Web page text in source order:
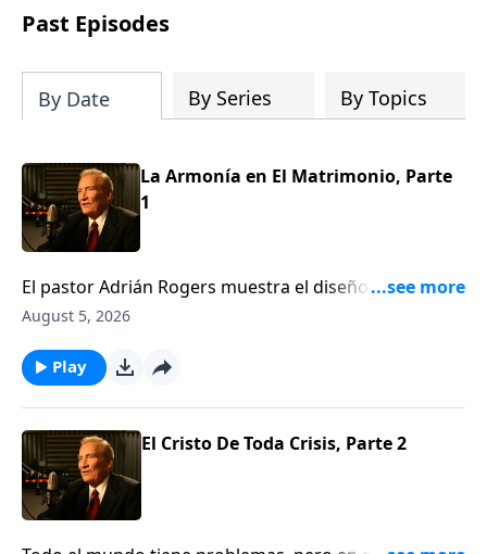
personal como, aún más importante, en
su comisión de «Por tanto, vayan y
Past Episodes
By Date By Series By Topics
La Armonía en El Matrimonio, Parte
1
El pastor Adrián Rogers muestra el diseño de Dios
para el matrimonio; las diferencias entre hombre y
las innegables diferencias emocionales y sicológicas,
el matrimonio puede ser un dúo, no un duelo. Dios
August 5, 2026
Play
El Cristo De Toda Crisis, Parte 2